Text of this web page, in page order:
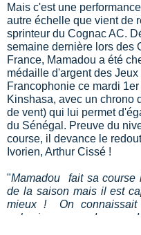
Mais c'est une
autre échelle que vient de
sprinteur du Cognac AC.
semaine dernière lors des
France, Mamadou a été
médaille d'argent des Jeux
Francophonie ce mardi 1er
Kinshasa, avec un chrono
de vent) qui lui permet
du Sénégal. Preuve du
course, il devance le
Ivorien, Arthur Cissé !
"Mamadou fait sa course
de la saison mais il est
mieux ! On connaissait
physiques au dessus